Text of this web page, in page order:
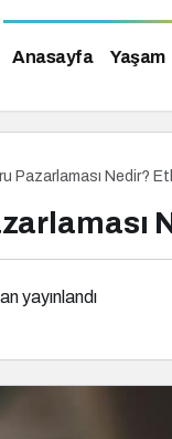
Anasayfa Yaşam
Pazarlaması Nedir?
yayınlandı